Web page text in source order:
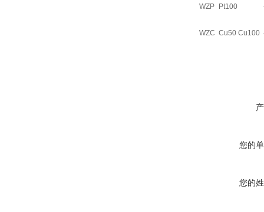
WZP Pt100
WZC Cu50 Cu100
您的
您的